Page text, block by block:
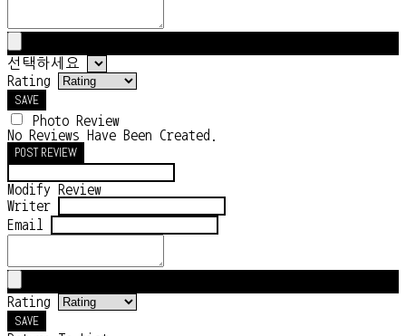
선택하세요
Rating
SAVE
Photo Review
No Reviews Have Been Created.
POST REVIEW
Modify Review
Writer
Email
Rating
SAVE